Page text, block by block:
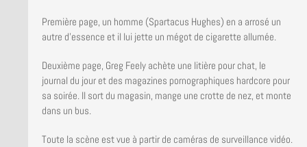
Première page, un homme (Spartacus Hughes) en a arrosé un
autre d’essence et il lui jette un mégot de cigarette allumée.
Deuxième page, Greg Feely achète une litière pour chat, le
journal du jour et des magazines pornographiques hardcore pour
sa soirée. Il sort du magasin, mange une crotte de nez, et monte
dans un bus.
Toute la scène est vue à partir de caméras de surveillance vidéo.